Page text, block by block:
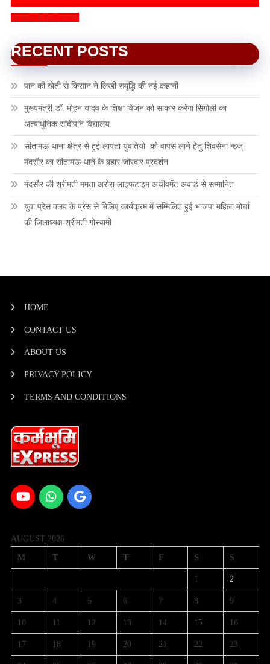
SUBSCRIBE NOW
RECENT POSTS
पान की खेती से किसान ने लिखी समृद्धि की नई कहानी
मुख्यमंत्री डॉ. मोहन यादव के शिक्षा विजन को साकार करेगा सिंगोली का
अत्याधुनिक सांदीपनि विद्यालय
सीतामऊ थाना क्षेत्र से हुई लापता युवतियो को वापस लाने हेतु शिवसेना न्ठज्
मंदसौर का सीतामऊ थाने के बहार जोरदार प्रदर्शन
मंदसौर की श्रीमती ममता अरोरा लाइफटाइम अचीवमेंट अवार्ड से सम्मानित
युवा प्रेस क्लब के प्रेस से मिलिए कार्यक्रम में सम्मिलित हुई भाजपा महिला मोर्चा
की जिलाध्यक्ष श्रीमती गोस्वामी
HOME
CONTACT US
ABOUT US
PRIVACY POLICY
TERMS AND CONDITIONS
AUGUST 2026
M T W T F S S
1 2
3 4 5 6 7 8 9
10 11 12 13 14 15 16
17 18 19 20 21 22 23